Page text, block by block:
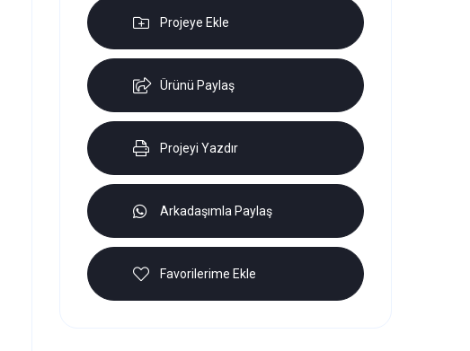
Projeye Ekle
Ürünü Paylaş
Projeyi Yazdır
Arkadaşımla Paylaş
Favorilerime Ekle